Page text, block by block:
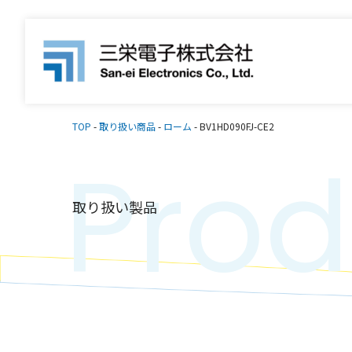
TOP -取り扱い商品- ローム -BV1HD090FJ-CE2
取り扱い製品